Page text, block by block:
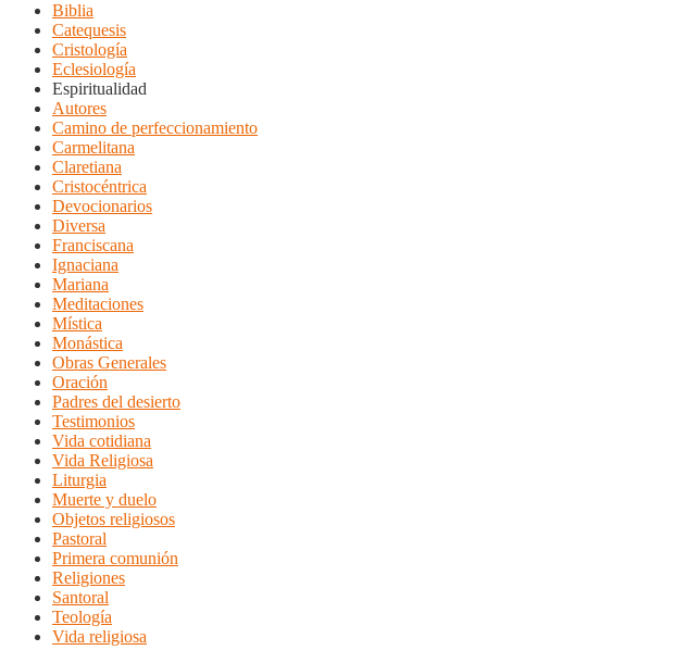
Biblia
Catequesis
Cristología
Eclesiología
Espiritualidad
Autores
Camino de perfeccionamiento
Carmelitana
Claretiana
Cristocéntrica
Devocionarios
Diversa
Franciscana
Ignaciana
Mariana
Meditaciones
Mística
Monástica
Obras Generales
Oración
Padres del desierto
Testimonios
Vida cotidiana
Vida Religiosa
Liturgia
Muerte y duelo
Objetos religiosos
Pastoral
Primera comunión
Religiones
Santoral
Teología
Vida religiosa